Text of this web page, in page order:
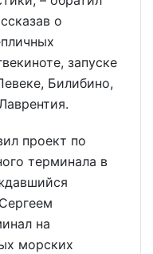
о
запуске
Билибино,
проект по
терминала в
на
морских